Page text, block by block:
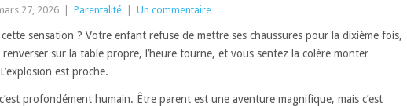
27, 2026 Parentalité Un commentaire
sensation ? Votre enfant refuse de mettre ses chaussures pour la dixième fois,
renverser sur la table propre, l’heure tourne, et vous sentez la colère monter
est proche.
profondément humain. Être parent est une aventure magnifique, mais c’est